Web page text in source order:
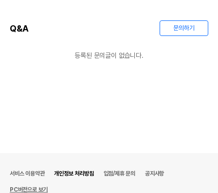
Q&A 문의하기
등록된 문의글이 없습니다.
서비스 이용약관 개인정보 처리방침 입점/제휴 문의 공지사항
PC버전으로 보기